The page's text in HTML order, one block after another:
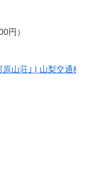
円）
山荘｣ | 山梨交通株